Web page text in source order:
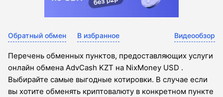
Обратный обмен В избранное Видеообзор
Перечень обменных пунктов, предоставляющих услуги
онлайн обмена AdvCash KZT на NixMoney USD .
Выбирайте самые выгодные котировки. В случае если
вы хотите обменять криптовалюту в конкретном пункте